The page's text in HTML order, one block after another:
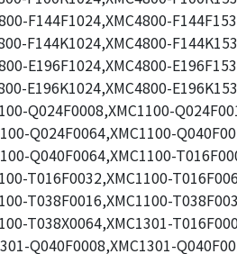
F144F1024,XMC4800-
F144K1024,XMC4800-
E196F1024,XMC4800-
E196K1024,XMC4800-
Q024F0008,XMC1100-
Q024F0064,XMC1100-
Q040F0064,XMC1100-
T016F0032,XMC1100-
T038F0016,XMC1100-
T038X0064,XMC1301-
Q040F0008,XMC1301-